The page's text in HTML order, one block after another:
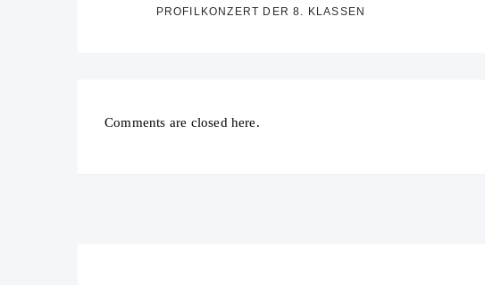
PROFILKONZERT DER 8. KLASSEN
Comments are closed here.